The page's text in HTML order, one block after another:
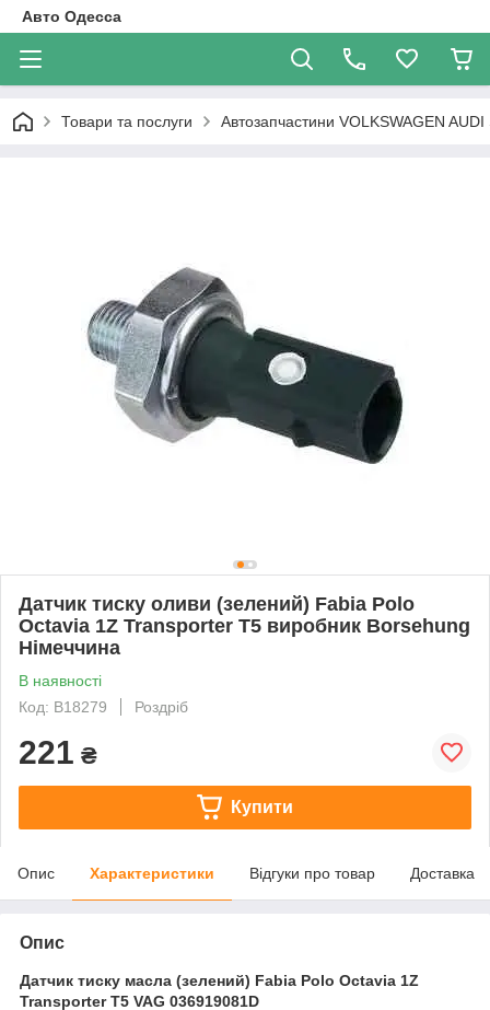
Авто Одесса
Товари та послуги Автозапчастини VOLKSWAGEN AUDI
Датчик тиску оливи (зелений) Fabia Polo
Octavia 1Z Transporter T5 виробник Borsehung
Німеччина
В наявності
Код: B18279
Роздріб
221 ₴
Купити
Опис Характеристики Відгуки про товар Доставка
Опис
Датчик тиску масла (зелений) Fabia Polo Octavia 1Z
Transporter T5 VAG 036919081D